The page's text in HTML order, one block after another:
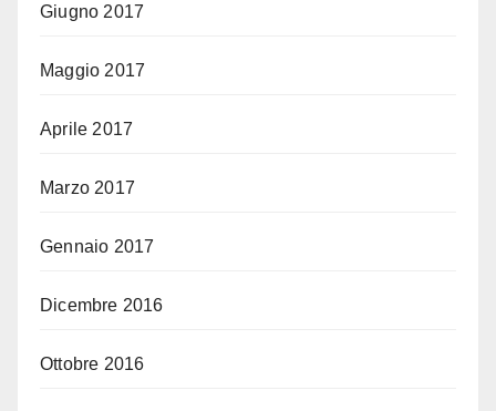
Giugno 2017
Maggio 2017
Aprile 2017
Marzo 2017
Gennaio 2017
Dicembre 2016
Ottobre 2016